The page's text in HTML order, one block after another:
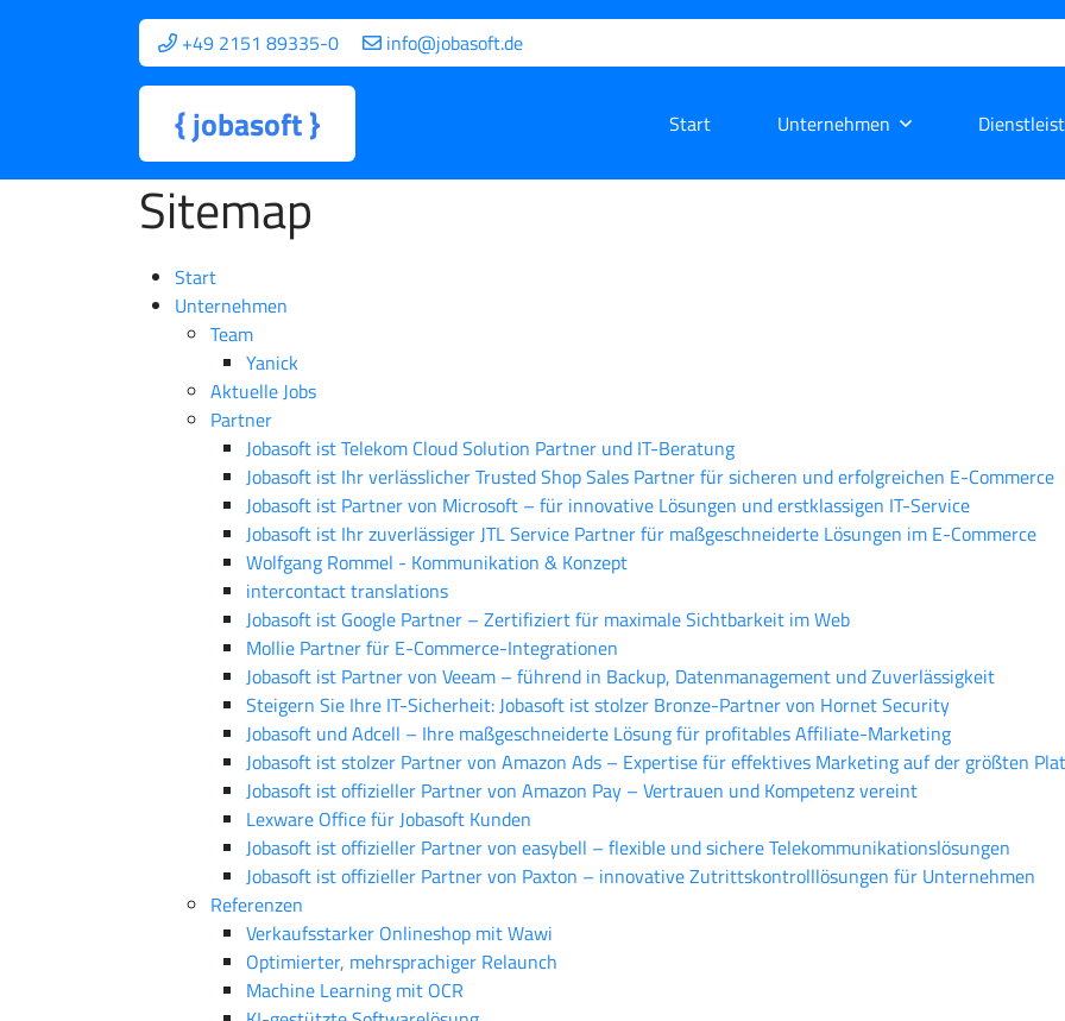
+49 2151 89335-0 info@jobasoft.de
{jobasoft} Start Unternehmen
Sitemap
Start
Unternehmen
Team
Yanick
Aktuelle Jobs
Partner
Jobasoft ist Telekom Cloud Solution Partner und IT-Beratung
Jobasoft ist Ihr verlässlicher Trusted Shop Sales Partner für sicheren und erfolgreichen E-Commerce
Jobasoft ist Partner von Microsoft – für innovative Lösungen und erstklassigen IT-Service
Jobasoft ist Ihr zuverlässiger JTL Service Partner für maßgeschneiderte Lösungen im E-Commerce
Wolfgang Rommel - Kommunikation & Konzept
intercontact translations
Jobasoft ist Google Partner – Zertifiziert für maximale Sichtbarkeit im Web
Mollie Partner für E-Commerce-Integrationen
Jobasoft ist Partner von Veeam – führend in Backup, Datenmanagement und Zuverlässigkeit
Steigern Sie Ihre IT-Sicherheit: Jobasoft ist stolzer Bronze-Partner von Hornet Security
Jobasoft und Adcell – Ihre maßgeschneiderte Lösung für profitables Affiliate-Marketing
Jobasoft ist stolzer Partner von Amazon Ads – Expertise für effektives Marketing auf der größten
Jobasoft ist offizieller Partner von Amazon Pay – Vertrauen und Kompetenz vereint
Lexware Office für Jobasoft Kunden
Jobasoft ist offizieller Partner von easybell – flexible und sichere Telekommunikationslösungen
Jobasoft ist offizieller Partner von Paxton – innovative Zutrittskontrolllösungen für Unternehmen
Referenzen
Verkaufsstarker Onlineshop mit Wawi
Optimierter, mehrsprachiger Relaunch
Machine Learning mit OCR